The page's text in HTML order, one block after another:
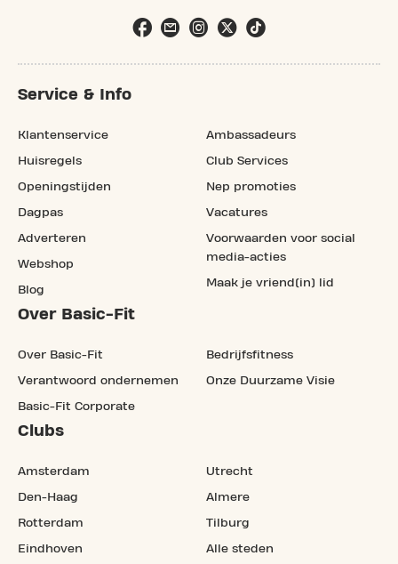
Service & Info
Klantenservice
Huisregels
Openingstijden
Dagpas
Adverteren
Webshop
Blog
Ambassadeurs
Club Services
Nep promoties
Vacatures
Voorwaarden voor social
media-acties
Maak je vriend(in) lid
Over Basic-Fit
Over Basic-Fit
Verantwoord ondernemen
Basic-Fit Corporate
Bedrijfsfitness
Onze Duurzame Visie
Clubs
Amsterdam
Den-Haag
Rotterdam
Eindhoven
Utrecht
Almere
Tilburg
Alle steden